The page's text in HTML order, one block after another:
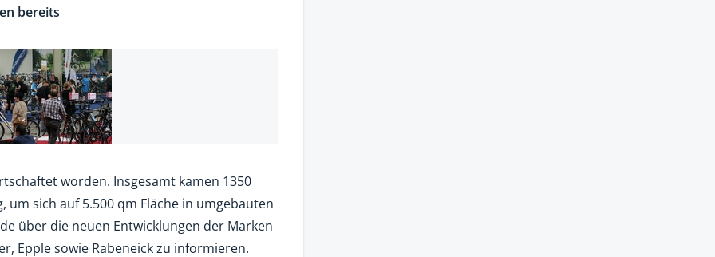
bereits
worden. Insgesamt kamen 1350
um sich auf 5.500 qm Fläche in umgebauten
über die neuen Entwicklungen der Marken
Epple sowie Rabeneick zu informieren.